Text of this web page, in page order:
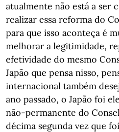
atualmente não está a ser
realizar essa reforma do
para que isso aconteça é
melhorar a legitimidade,
efetividade do mesmo
Japão que pensa nisso,
internacional também
ano passado, o Japão foi
não-permanente do
décima segunda vez que